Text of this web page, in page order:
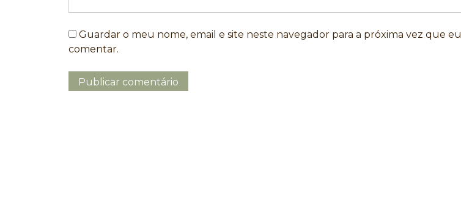
Guardar o meu nome, email e site neste navegador para a próxima vez que eu
comentar.